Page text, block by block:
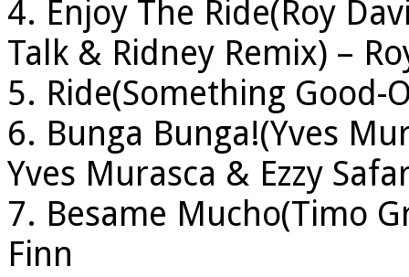
4. Enjoy The Ride(Roy
Talk & Ridney Remix) –
5. Ride(Something Good-
6. Bunga Bunga!(Yves
Yves Murasca & Ezzy
7. Besame Mucho(Timo
Finn